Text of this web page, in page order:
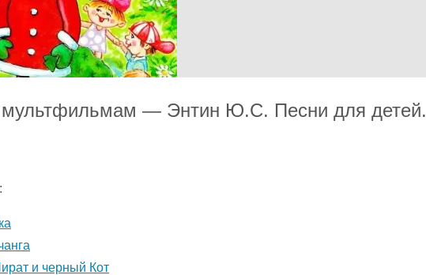
мультфильмам — Энтин Ю.С. Песни для детей.
и черный Кот